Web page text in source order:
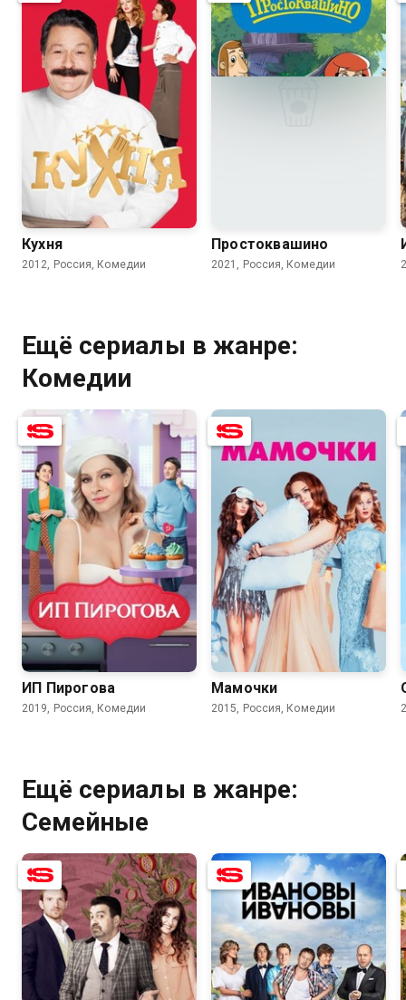
8.4
Кухня
2012, Россия, Комедии
Простоквашино
2021, Россия, Комедии
Ещё сериалы в жанре:
Комедии
7.8 6.5
ИП Пирогова
2019, Россия, Комедии
8.0 5.7
Мамочки
2015, Россия, Комедии
Ещё сериалы в жанре:
Семейные